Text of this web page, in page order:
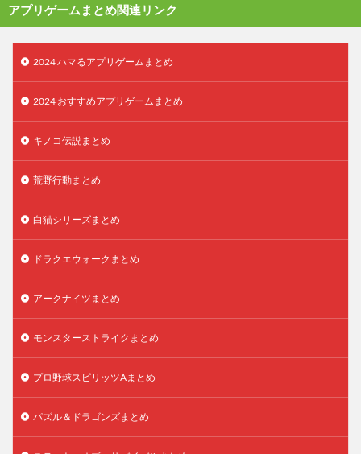
アプリゲームまとめ関連リンク
2024 ハマるアプリゲームまとめ
2024 おすすめアプリゲームまとめ
キノコ伝説まとめ
荒野行動まとめ
白猫シリーズまとめ
ドラクエウォークまとめ
アークナイツまとめ
モンスターストライクまとめ
プロ野球スピリッツAまとめ
パズル＆ドラゴンズまとめ